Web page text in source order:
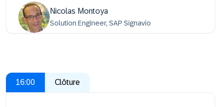
Nicolas Montoya
Solution Engineer, SAP Signavio
16:00 Clôture